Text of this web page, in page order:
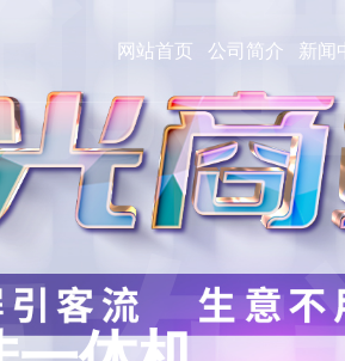
网站首页 公司简介 新闻